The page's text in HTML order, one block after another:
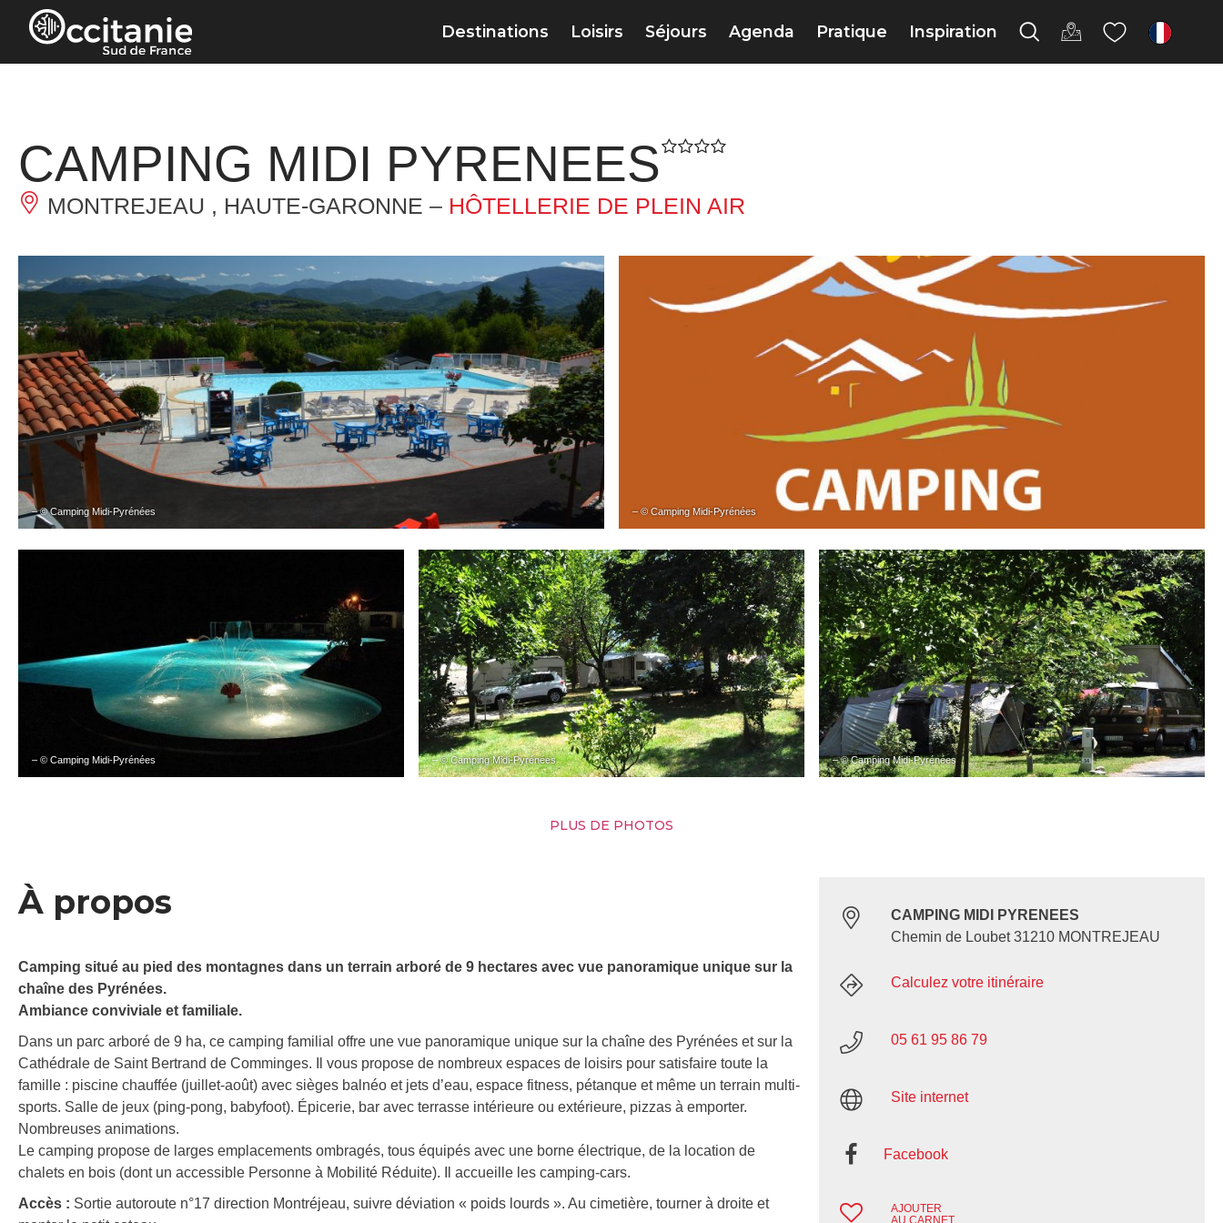
Panneau de gestion des cookies
Destinations Loisirs Séjours Agenda Pratique Inspiration fr
CAMPING MIDI PYRENEES
MONTREJEAU , HAUTE-GARONNE – HÔTELLERIE DE PLEIN AIR
– © Camping Midi-Pyrénées – © Camping Midi-Pyrénées
– © Camping Midi-Pyrénées – © Camping Midi-Pyrénées – © Camping Midi-Pyrénées
PLUS DE PHOTOS
À propos
Camping situé au pied des montagnes dans un terrain arboré de 9 hectares avec vue panoramique unique sur la
chaîne des Pyrénées.
Ambiance conviviale et familiale.
Dans un parc arboré de 9 ha, ce camping familial offre une vue panoramique unique sur la chaîne des Pyrénées et sur la
Cathédrale de Saint Bertrand de Comminges. Il vous propose de nombreux espaces de loisirs pour satisfaire toute la
famille : piscine chauffée (juillet-août) avec sièges balnéo et jets d’eau, espace fitness, pétanque et même un terrain multi-
sports. Salle de jeux (ping-pong, babyfoot). Épicerie, bar avec terrasse intérieure ou extérieure, pizzas à emporter.
Nombreuses animations.
Le camping propose de larges emplacements ombragés, tous équipés avec une borne électrique, de la location de
chalets en bois (dont un accessible Personne à Mobilité Réduite). Il accueille les camping-cars.
Accès : Sortie autoroute n°17 direction Montréjeau, suivre déviation « poids lourds ». Au cimetière, tourner à droite et
CAMPING MIDI PYRENEES
Chemin de Loubet 31210 MONTREJEAU
Calculez votre itinéraire
05 61 95 86 79
Site internet
Facebook
AJOUTER